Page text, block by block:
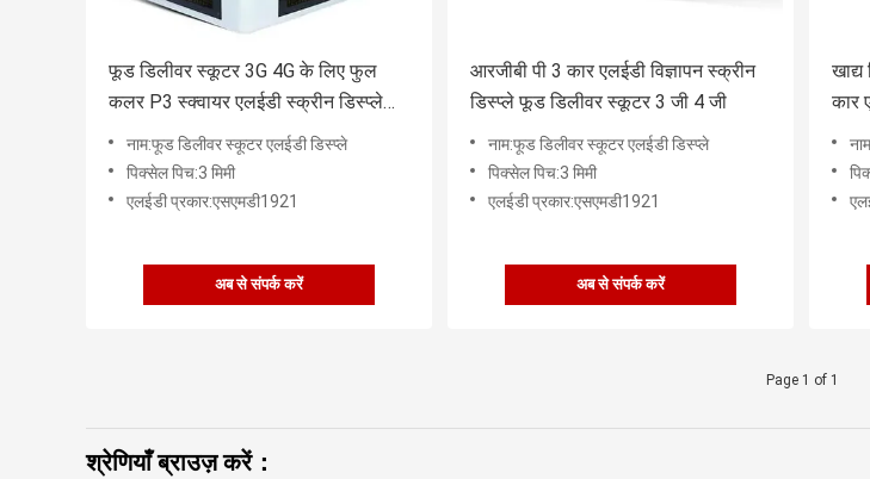
फूड डिलीवर स्कूटर 3G 4G के लिए फुल
कलर P3 स्क्वायर एलईडी स्क्रीन डिस्प्ले
नाम:फूड डिलीवर स्कूटर एलईडी डिस्प्ले
पिक्सेल पिच:3 मिमी
एलईडी प्रकार:एसएमडी1921
अब से संपर्क करें
आरजीबी पी 3 कार एलईडी विज्ञापन स्क्रीन
डिस्प्ले फूड डिलीवर स्कूटर 3 जी 4 जी
नाम:फूड डिलीवर स्कूटर एलईडी डिस्प्ले
पिक्सेल पिच:3 मिमी
एलईडी प्रकार:एसएमडी1921
अब से संपर्क करें
कार
Page 1 of 1
श्रेणियाँ ब्राउज़ करें：